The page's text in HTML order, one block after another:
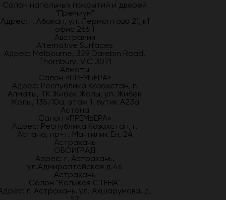
Салон напольных покрытий и дверей
"Премиум"
Адрес: г. Абакан, ул. Лермонтова 21, к1
офис 266Н
Австралия
Alternative Surfaces
Адрес: Melbourne, 329 Darebin Road,
Thornbury, VIC 3071
Алматы
Салон «ПРЕМЬЕРА»
Адрес: Республика Казахстан, г.
Алматы, ТК Жибек Жолы, ул. Жибек
Жолы, 135/10а, этаж 1, бутик А23а
Астана
Салон «ПРЕМЬЕРА»
Адрес: Республика Казахстан, г.
Астана, пр-т. Мангилик Ел, 24
Астрахань
ОБОИГРАД
Адрес: г. Астрахань,
ул.Адмиралтейская д.46
Астрахань
Салон "Великая СТЕНА"
г. Астрахань, ул. Ахшарумова, д.